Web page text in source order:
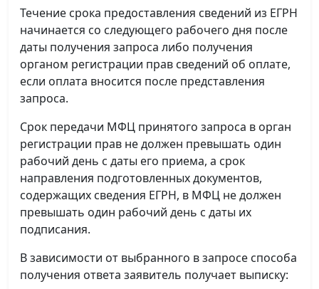
Течение срока предоставления сведений из ЕГРН
начинается со следующего рабочего дня после
даты получения запроса либо получения
органом регистрации прав сведений об оплате,
если оплата вносится после представления
запроса.
Срок передачи МФЦ принятого запроса в орган
регистрации прав не должен превышать один
рабочий день с даты его приема, а срок
направления подготовленных документов,
содержащих сведения ЕГРН, в МФЦ не должен
превышать один рабочий день с даты их
подписания.
В зависимости от выбранного в запросе способа
получения ответа заявитель получает выписку: